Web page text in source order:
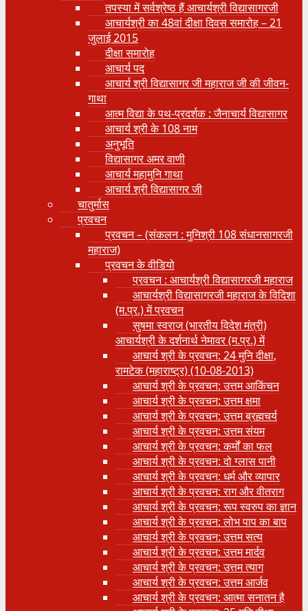
तपस्या में सर्वश्रेष्ठ हैं आचार्यश्री विद्यासागरजी
आचार्यश्री का 48वां दीक्षा दिवस समारोह – 21
जुलाई 2015
दीक्षा समारोह
आचार्य पद
आचार्य श्री विद्यासागर जी महाराज जी की जीवन-
गाथा
आत्म विद्या के पथ-प्रदर्शक : जैनाचार्य विद्यासागर
आचार्य श्री के 108 नाम
अनुभूति
विद्यासागर अमर वाणी
आचार्य महामुनि गाथा
आचार्य श्री विद्यासागर जी
चातुर्मास
प्रवचन
प्रवचन – (संकलन : मुनिश्री 108 संधानसागरजी
महाराज)
प्रवचन के वीडियो
प्रवचन : आचार्यश्री ‍विद्यासागरजी महाराज
आचार्यश्री विद्यासागरजी महाराज के विदिशा
(म.प्र.) में प्रवचन
सुषमा स्वराज (भारतीय विदेश मंत्री)
आचार्यश्री के दर्शनार्थ नेमावर (म.प्र.) में
आचार्य श्री के प्रवचन: 24 मुनि दीक्षा,
रामटेक (महाराष्ट्र) (10-08-2013)
आचार्य श्री के प्रवचन: उत्तम आकिंचन
आचार्य श्री के प्रवचन: उत्तम क्षमा
आचार्य श्री के प्रवचन: उत्तम ब्रह्मचर्य
आचार्य श्री के प्रवचन: उत्तम संयम
आचार्य श्री के प्रवचन: कर्मों का फल
आचार्य श्री के प्रवचन: दो ग्लास पानी
आचार्य श्री के प्रवचन: धर्म और व्यापार
आचार्य श्री के प्रवचन: राग और वीतराग
आचार्य श्री के प्रवचन: रूप स्वरुप का ज्ञान
आचार्य श्री के प्रवचन: लोभ पाप का बाप
आचार्य श्री के प्रवचन: उत्तम सत्य
आचार्य श्री के प्रवचन: उत्तम मार्दव
आचार्य श्री के प्रवचन: उत्तम त्याग
आचार्य श्री के प्रवचन: उत्तम आर्जव
आचार्य श्री के प्रवचन: आत्मा सनातन है